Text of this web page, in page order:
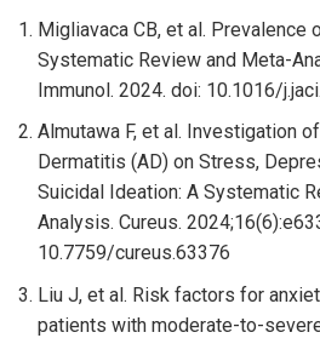
Migliavaca CB, et al. Prevalence
Systematic Review and Meta-
Immunol. 2024. doi: 10.1016/
Almutawa F, et al. Investigation
Dermatitis (AD) on Stress,
Suicidal Ideation: A Systematic
Analysis. Cureus.
10.7759/cureus.63376
Liu J, et al. Risk factors for
patients with moderate-to-